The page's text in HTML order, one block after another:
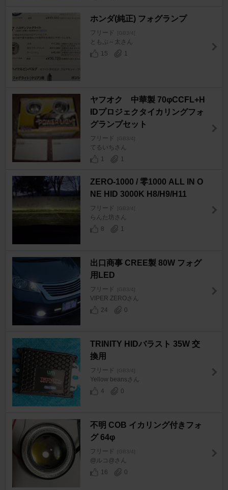
ホンダ(純正) フォグランプ
フリード [GB3/4]
ともぷ～太さん
15
1
ヤフオク 中華製 70φCCFL+H
IDプロジェクタイカリングフォ
グランプセット
フリード [GB3/4]
てるいちさん
1
1
ZERO-1000 / 零1000 ALL IN O
NE HID 3000K H8/H9/H11
フリード [GB3/4]
らんた坊さん
8
1
出口商事 CREE製 80W フォグ
用LED
フリード [GB3/4]
VIPER ZEROさん
24
0
TRINITY HIDバラスト 35W 交
換用
フリード [GB3/4]
Yellow beansさん
4
0
不明 COB イカリング付きフォ
グ 64φ
フリード [GB3/4]
@ルコ@さん
16
0